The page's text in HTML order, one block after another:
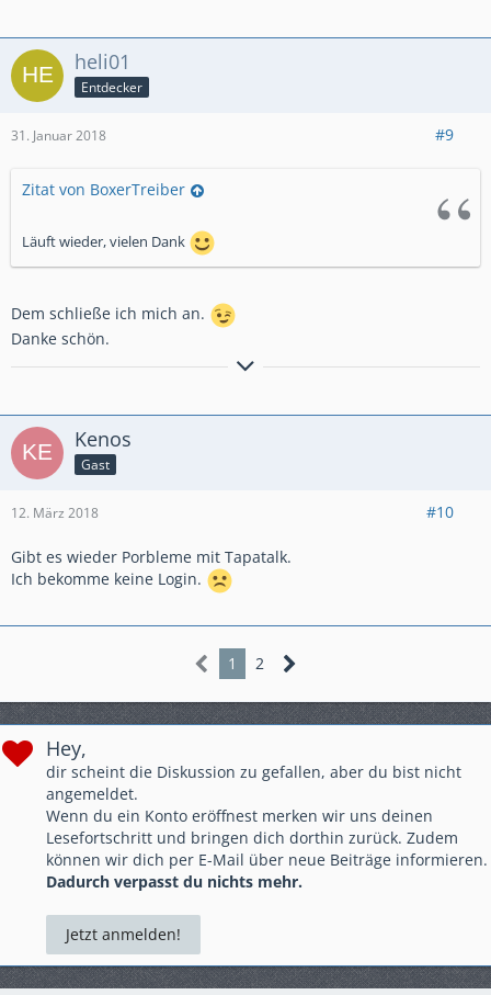
heli01
Entdecker
31. Januar 2018 #9
Zitat von BoxerTreiber
Läuft wieder, vielen Dank
Dem schließe ich mich an.
Danke schön.
Viele Grüße
Norbert
Kenos
Gast
12. März 2018 #10
Gibt es wieder Porbleme mit Tapatalk.
Ich bekomme keine Login.
1 2
Hey,
dir scheint die Diskussion zu gefallen, aber du bist nicht
angemeldet.
Wenn du ein Konto eröffnest merken wir uns deinen
Lesefortschritt und bringen dich dorthin zurück. Zudem
können wir dich per E-Mail über neue Beiträge informieren.
Dadurch verpasst du nichts mehr.
Jetzt anmelden!